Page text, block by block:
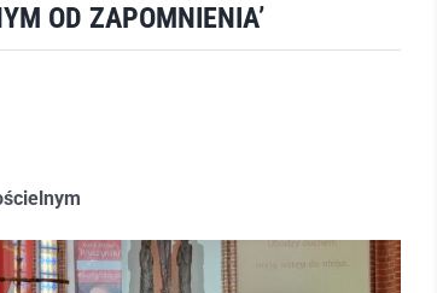
OD ZAPOMNIENIA’